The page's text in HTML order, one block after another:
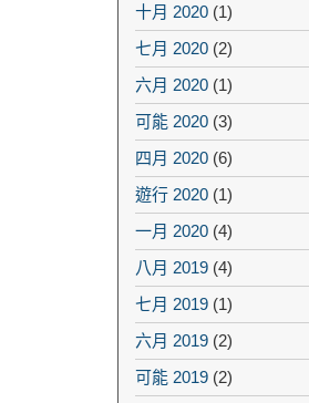
十月 2020 (1)
七月 2020 (2)
六月 2020 (1)
可能 2020 (3)
四月 2020 (6)
遊行 2020 (1)
一月 2020 (4)
八月 2019 (4)
七月 2019 (1)
六月 2019 (2)
可能 2019 (2)